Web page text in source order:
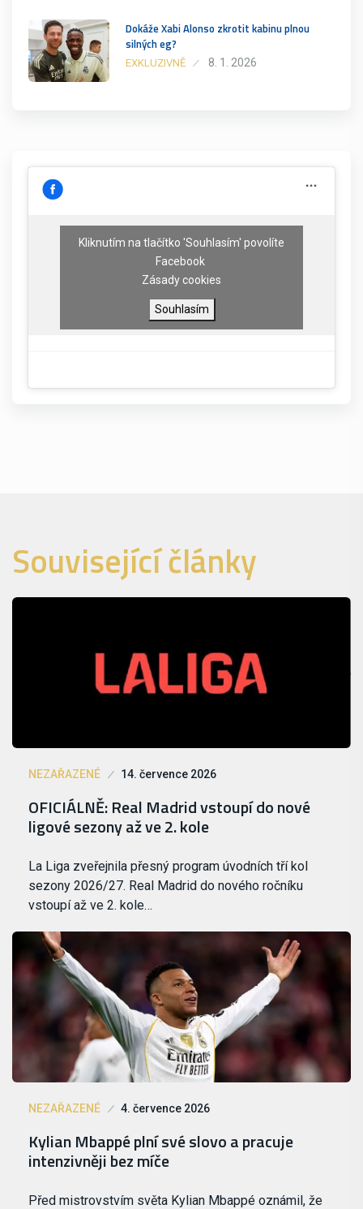
Dokáže Xabi Alonso zkrotit kabinu plnou
silných eg?
EXKLUZIVNĚ 8. 1. 2026
Kliknutím na tlačítko 'Souhlasím' povolíte
Facebook
Zásady cookies
Souhlasím
Související články
NEZAŘAZENÉ 14. července 2026
OFICIÁLNĚ: Real Madrid vstoupí do nové
ligové sezony až ve 2. kole
La Liga zveřejnila přesný program úvodních tří kol
sezony 2026/27. Real Madrid do nového ročníku
vstoupí až ve 2. kole…
NEZAŘAZENÉ 4. července 2026
Kylian Mbappé plní své slovo a pracuje
intenzivněji bez míče
Před mistrovstvím světa Kylian Mbappé oznámil, že